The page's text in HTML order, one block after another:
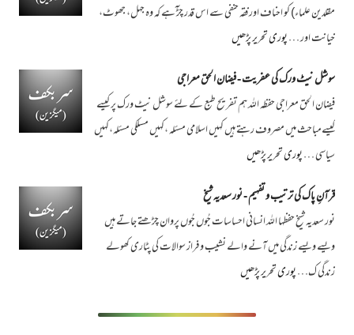
مقلدین علماء) کو احناف اور فقہ حنفی سے اس قدر چڑٓ ہے کہ وہ جہل، جھوٹ،
خیانت اور …پوری تحریر پڑھیں
سوشل نیٹ ورک کی عفریت - فیضان الحق معراجی
فیضان الحق معراجی حفظہ اللہ ہم تفریح طبع کے لئے سوشل نیٹ ورک پر کیسے
کیسےمباحث میں مصروف رہتے ہیں کہیں اسلامی مسئلہ ،کہیں مسلکی مسئلہ،کہیں
سیاسی …پوری تحریر پڑھیں
قرآنِ پاک کی ترتیب و تفہیم - نور سعدیہ شیخ
نور سعدیہ شیخ حفظہا اللہ انسانی احساسات جُوں جُوں پروان چڑھتے جاتے ہیں
ویسے ویسے زندگی میں آنے والے نشیب و فراز سوالات کی پٹاری کھولے
زندگی ک…پوری تحریر پڑھیں